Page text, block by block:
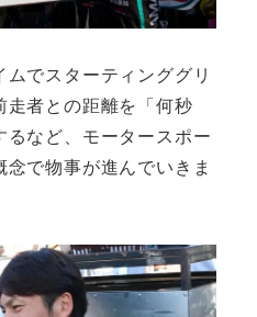
でスターティンググリ
走者との距離を「何秒
など、モータースポー
で物事が進んでいきま